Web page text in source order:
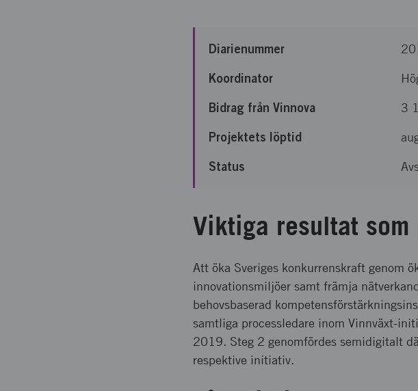
Diarienummer
Koordinator
Bidrag från Vinnova 3
Projektets löptid
Status
Viktiga resultat
Att öka Sveriges konkurrenskraft genom
innovationsmiljöer samt främja
behovsbaserad
samtliga processledare inom Vinnväxt-
2019. Steg 2 genomfördes semidigitalt
respektive initiativ.